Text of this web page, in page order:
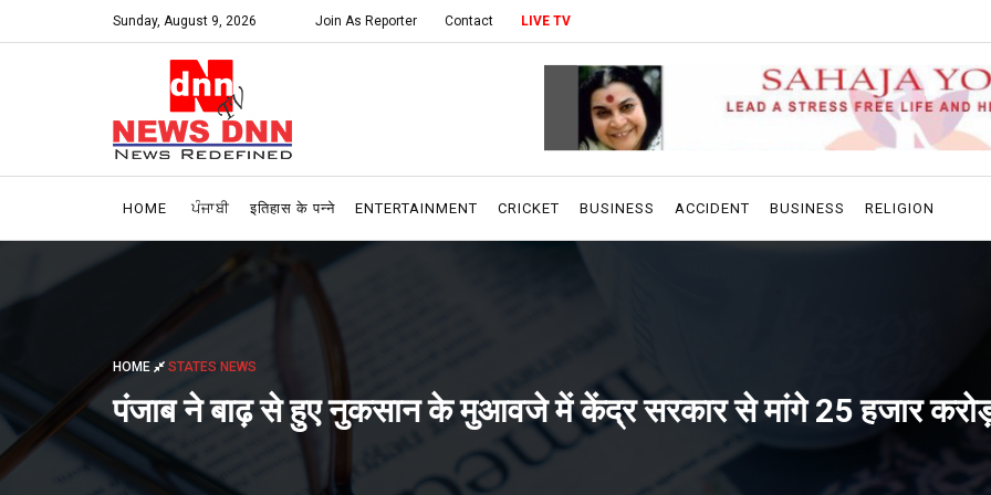
Sunday, August 9, 2026 Join As Reporter Contact LIVE TV
HOME ਪੰਜਾਬੀ इतिहास के पन्ने ENTERTAINMENT CRICKET BUSINESS ACCIDENT BUSINESS RELIGION
HOME STATES NEWS
पंजाब ने बाढ़ से हुए नुकसान के मुआवजे में केंद्र सरकार से मांगे 25 हजार